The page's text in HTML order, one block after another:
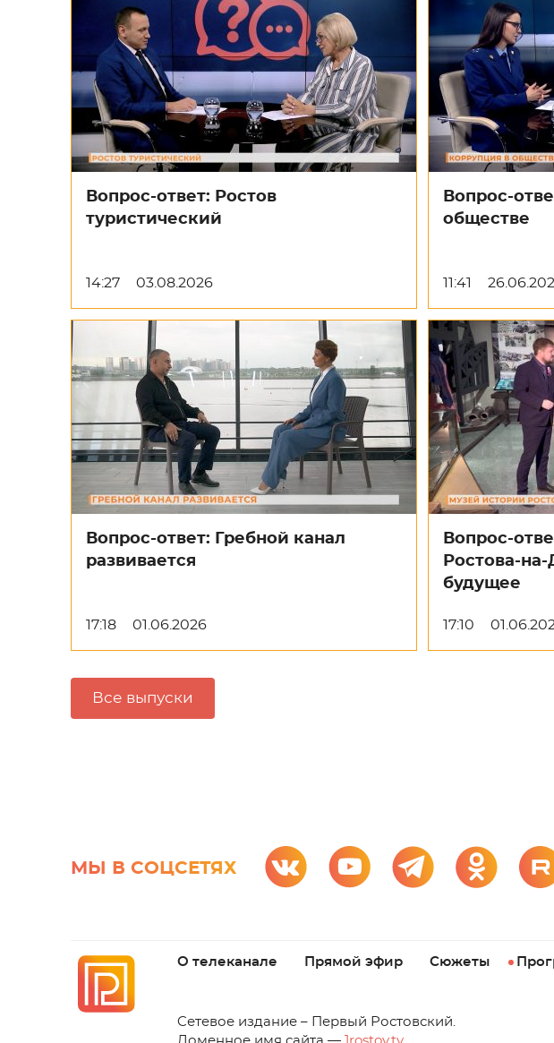
Вопрос-ответ: Ростов
туристический
14:27 03.08.2026
Вопрос-
обществе
11:41
Вопрос-ответ: Гребной канал
развивается
17:18 01.06.2026
Вопрос-
Ростова-
будущее
17:10
Все выпуски
МЫ В СОЦСЕТЯХ
О телеканале Прямой эфир Сюжеты
Cетевое издание – Первый Ростовский.